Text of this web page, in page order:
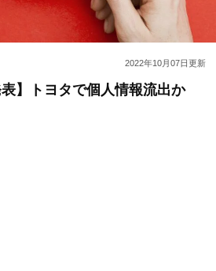
2022年10月07日更新
表】トヨタで個人情報流出か